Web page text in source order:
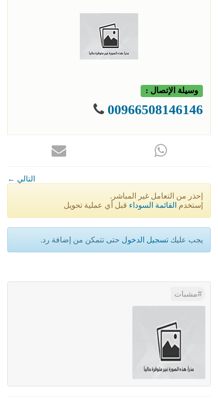
وسيلة الإتصال :
00966508146146
← التالي
إحذر من التعامل غير المباشر.
إستخدم القائمة السوداء قبل أي عملية تحويل
يجب عليك تسجيل الدخول حتى تتمكن من إضافة رد.
مشبات